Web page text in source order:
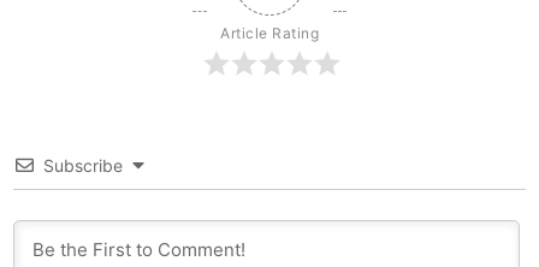
Article Rating
Subscribe